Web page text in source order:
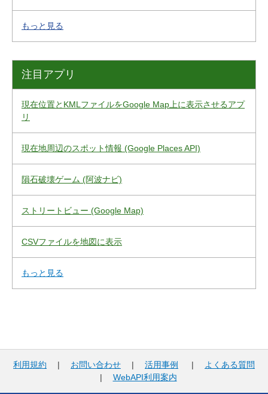
もっと見る
注目アプリ
現在位置とKMLファイルをGoogle Map上に表示させるアプ
リ
現在地周辺のスポット情報 (Google Places API)
隕石破壊ゲーム (阿波ナビ)
ストリートビュー (Google Map)
CSVファイルを地図に表示
もっと見る
利用規約 | お問い合わせ | 活用事例 |
よくある質問
| WebAPI利用案内